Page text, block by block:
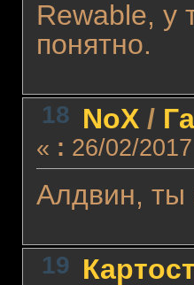
CodeBase: file:///C:/
Assembly Version:
Win32 Version:
Assembly Version: 2.0.0.0
Win32 Version:
CodeBase: file:///C:/
System
Assembly Version: 2.0.0.0
Win32 Version:
System.Drawing
NoxShared
Assembly Version: 0.0.0.4
Rewable, у
понятно.
18 NoX/
« : 26/02/
Алдвин, ты
19